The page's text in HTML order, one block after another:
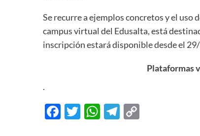
Se recurre a ejemplos concretos y el
campus virtual del Edusalta, está
inscripción estará disponible desde el
Plataformas
.
Facebook
Twitter
WhatsApp
Telegram